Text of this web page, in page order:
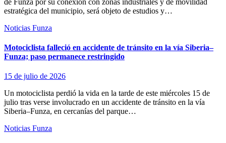
de Funza por su conexión con zonas industriales y de movilidad
estratégica del municipio, será objeto de estudios y…
Noticias Funza
Motociclista falleció en accidente de tránsito en la vía Siberia–
Funza; paso permanece restringido
15 de julio de 2026
Un motociclista perdió la vida en la tarde de este miércoles 15 de
julio tras verse involucrado en un accidente de tránsito en la vía
Siberia–Funza, en cercanías del parque…
Noticias Funza